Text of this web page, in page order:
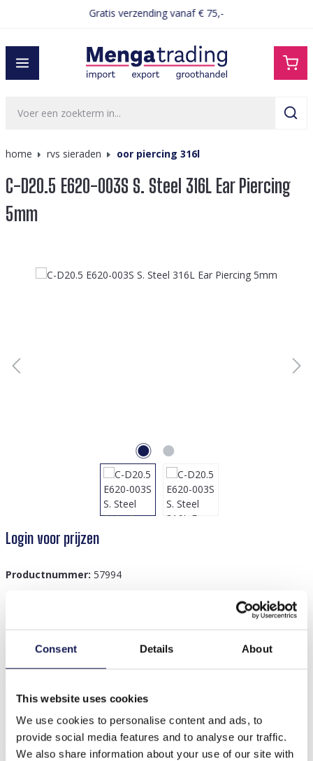
Consent Details About
This website uses cookies
We use cookies to personalise content and ads, to
provide social media features and to analyse our traffic.
We also share information about your use of our site with
Gratis verzending vanaf € 75,-
home rvs sieraden oor piercing 316l
C-D20.5 E620-003S S. Steel 316L Ear Piercing
5mm
Afbeeldingengalerij overslaan
Login voor prijzen
Productnummer: 57994
Beschrijving
Anderen kochten ook